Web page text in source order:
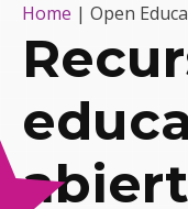
Home | Open